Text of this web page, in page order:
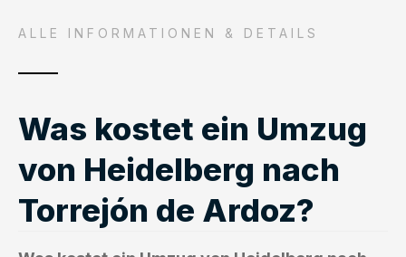
ALLE INFORMATIONEN & DETAILS
Was kostet ein Umzug
von Heidelberg nach
Torrejón de Ardoz?